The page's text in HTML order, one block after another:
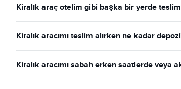
Kiralık araç otelim gibi başka bir yerde
Kiralık aracımı teslim alırken ne kadar
Kiralık aracımı sabah erken saatlerde